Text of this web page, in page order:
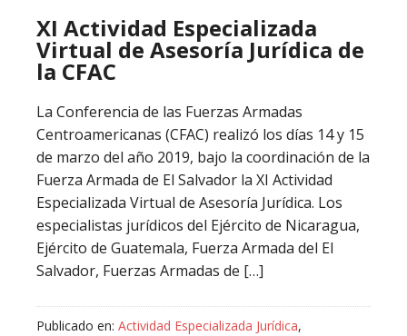
XI Actividad Especializada
Virtual de Asesoría Jurídica de
la CFAC
La Conferencia de las Fuerzas Armadas
Centroamericanas (CFAC) realizó los días 14 y 15
de marzo del año 2019, bajo la coordinación de la
Fuerza Armada de El Salvador la XI Actividad
Especializada Virtual de Asesoría Jurídica. Los
especialistas jurídicos del Ejército de Nicaragua,
Ejército de Guatemala, Fuerza Armada del El
Salvador, Fuerzas Armadas de […]
Publicado en: Actividad Especializada Jurídica,